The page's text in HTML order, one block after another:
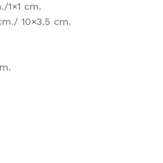
1×1 cm.
10×3.5 cm.